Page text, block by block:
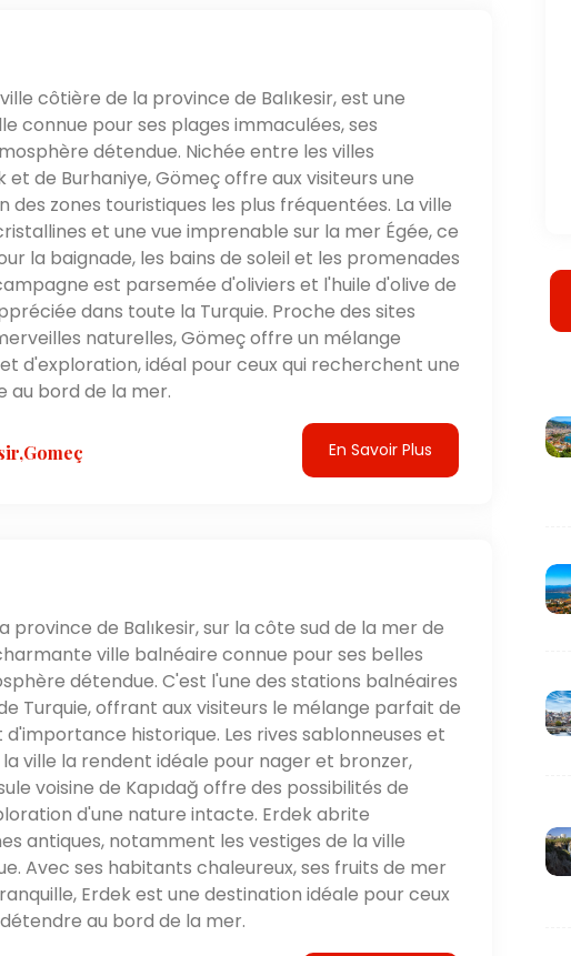
côtière de la province de Balıkesir, est une
connue pour ses plages immaculées, ses
détendue. Nichée entre les villes
et de Burhaniye, Gömeç offre aux visiteurs une
des zones touristiques les plus fréquentées. La ville
et une vue imprenable sur la mer Égée, ce
la baignade, les bains de soleil et les promenades
est parsemée d'oliviers et l'huile d'olive de
dans toute la Turquie. Proche des sites
naturelles, Gömeç offre un mélange
d'exploration, idéal pour ceux qui recherchent une
au bord de la mer.
En Savoir Plus
province de Balıkesir, sur la côte sud de la mer de
ville balnéaire connue pour ses belles
détendue. C'est l'une des stations balnéaires
Turquie, offrant aux visiteurs le mélange parfait de
historique. Les rives sablonneuses et
ville la rendent idéale pour nager et bronzer,
voisine de Kapıdağ offre des possibilités de
d'une nature intacte. Erdek abrite
antiques, notamment les vestiges de la ville
Avec ses habitants chaleureux, ses fruits de mer
Erdek est une destination idéale pour ceux
au bord de la mer.